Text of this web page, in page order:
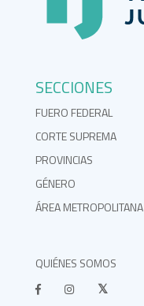
SECCIONES
FUERO FEDERAL
CORTE SUPREMA
PROVINCIAS
GÉNERO
ÁREA METROPOLITANA
QUIÉNES SOMOS